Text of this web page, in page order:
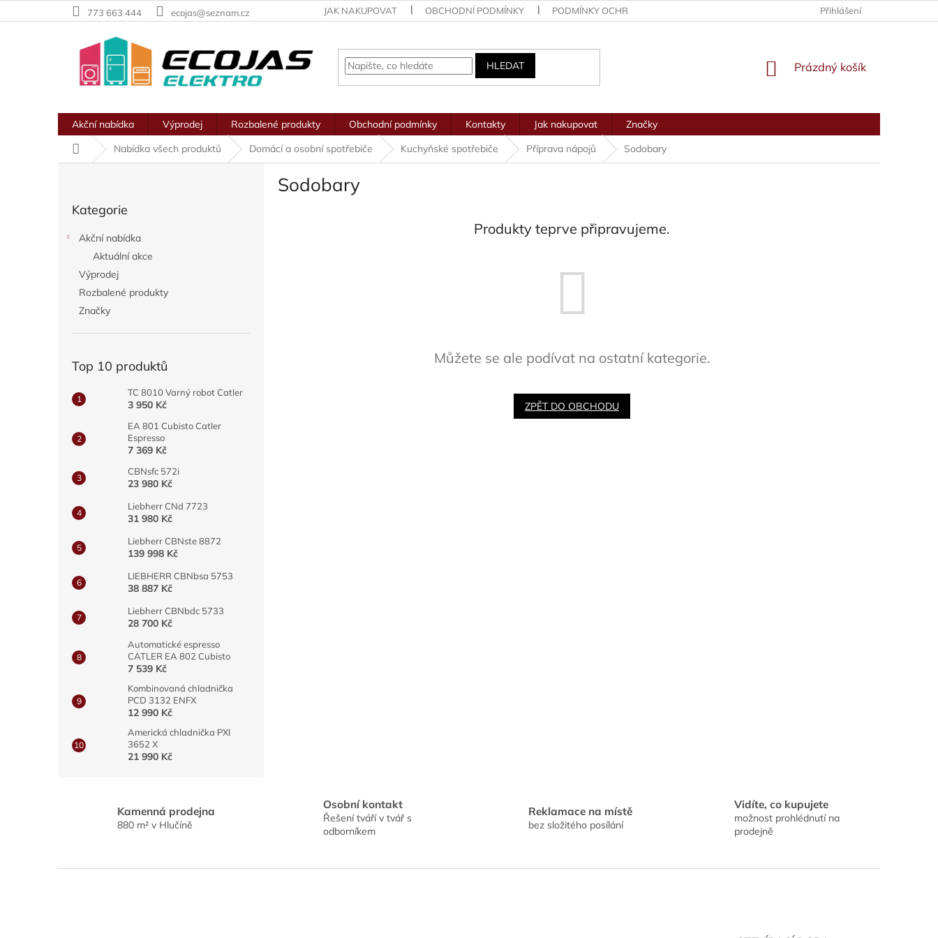
na
773 663 444 ecojas@seznam.cz JAK NAKUPOVAT OBCHODNÍ PODMÍNKY PODMÍNKY OCHRANY OSOBNÍCH ÚDAJŮ Přihlášení
HLEDAT
NÁKUPNÍ
Prázdný košík
Akční nabídka Výprodej Rozbalené produkty Obchodní podmínky Kontakty Jak nakupovat
Značky
Domů
Nabídka všech produktů Domácí a osobní spotřebiče Kuchyňské spotřebiče Příprava nápojů Sodobary
kategorie
Kategorie
Akční nabídka
Aktuální akce
Výprodej
Rozbalené produkty
Značky
Top 10 produktů
TC 8010 Varný robot Catler
3 950 Kč
EA 801 Cubisto Catler
Espresso
7 369 Kč
CBNsfc 572i
23 980 Kč
Liebherr CNd 7723
31 980 Kč
Liebherr CBNste 8872
139 998 Kč
LIEBHERR CBNbsa 5753
38 887 Kč
Liebherr CBNbdc 5733
28 700 Kč
Automatické espresso
CATLER EA 802 Cubisto
7 539 Kč
Kombinovaná chladnička
PCD 3132 ENFX
12 990 Kč
Americká chladnička PXI
3652 X
21 990 Kč
Sodobary
Produkty teprve připravujeme.
Můžete se ale podívat na ostatní kategorie.
ZPĚT DO OBCHODU
Kamenná prodejna
880 m² v Hlučíně
Osobní kontakt
Řešení tváří v tvář s
odborníkem
Reklamace na místě
bez složitého posílání
Vidíte, co kupujete
možnost prohlédnutí na
prodejně